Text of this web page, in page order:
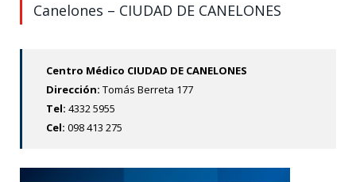
Canelones – CIUDAD DE CANELONES
Centro Médico CIUDAD DE CANELONES
Dirección: Tomás Berreta 177
Tel: 4332 5955
Cel: 098 413 275